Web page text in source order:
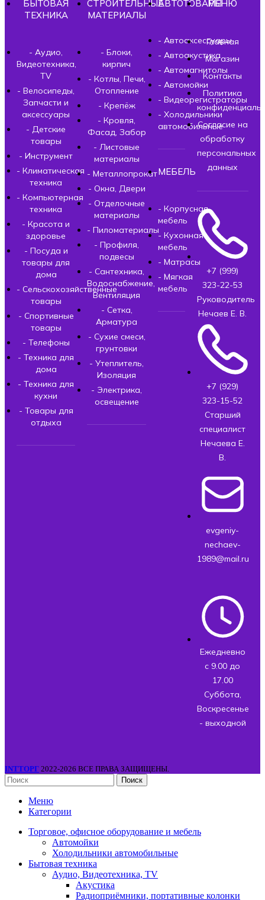
БЫТОВАЯ
ТЕХНИКА
- Аудио,
Видеотехника,
TV
- Велосипеды,
Запчасти и
аксессуары
- Детские
товары
- Инструмент
- Климатическая
техника
- Компьютерная
техника
- Красота и
здоровье
- Посуда и
товары для
дома
- Сельскохозяйственные
товары
- Спортивные
товары
- Телефоны
- Техника для
дома
- Техника для
кухни
- Товары для
отдыха
СТРОИТЕЛЬНЫЕ
МАТЕРИАЛЫ
- Блоки,
кирпич
- Котлы, Печи,
Отопление
- Крепёж
- Кровля,
Фасад, Забор
- Листовые
материалы
- Металлопрокат
- Окна, Двери
- Отделочные
материалы
- Пиломатериалы
- Профиля,
подвесы
- Сантехника,
Водоснабжение,
Вентиляция
- Сетка,
Арматура
- Сухие смеси,
грунтовки
- Утеплитель,
Изоляция
- Электрика,
освещение
АВТОТОВАРЫ
- Автоаксессуары
- Автоакустика
- Автомагнитолы
- Автомойки
- Видеорегистраторы
- Холодильники
автомобильные
МЕБЕЛЬ
- Корпусная
мебель
- Кухонная
мебель
- Матрасы
- Мягкая
мебель
МЕНЮ
Главная
Магазин
Контакты
Политика
Согласие на
обработку
персональных
данных
+7 (999)
323-22-53
Руководитель
Нечаев Е. В.
+7 (929)
323-15-52
Старший
специалист
Нечаева Е.
В.
evgeniy-
nechaev-
1989@mail.ru
Ежедневно
с 9.00 до
17.00
Суббота,
Воскресенье
- выходной
INTТОРГ 2022-2026 ВСЕ ПРАВА ЗАЩИЩЕНЫ.
Поиск
Меню
Категории
Торговое, офисное оборудование и мебель
Автомойки
Холодильники автомобильные
Бытовая техника
Аудио, Видеотехника, TV
Акустика
Радиоприёмники, портативные колонки